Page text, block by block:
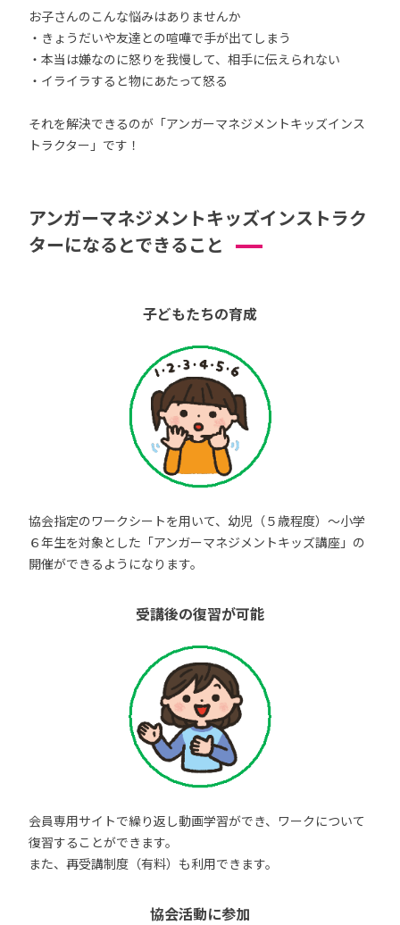
お子さんのこんな悩みはありませんか
・きょうだいや友達との喧嘩で手が出てしまう
・本当は嫌なのに怒りを我慢して、相手に伝えられない
・イライラすると物にあたって怒る
それを解決できるのが「アンガーマネジメントキッズインス
トラクター」です！
アンガーマネジメントキッズインストラク
ターになるとできること
子どもたちの育成
協会指定のワークシートを用いて、幼児（５歳程度）～小学
６年生を対象とした「アンガーマネジメントキッズ講座」の
開催ができるようになります。
受講後の復習が可能
会員専用サイトで繰り返し動画学習ができ、ワークについて
復習することができます。
また、再受講制度（有料）も利用できます。
協会活動に参加